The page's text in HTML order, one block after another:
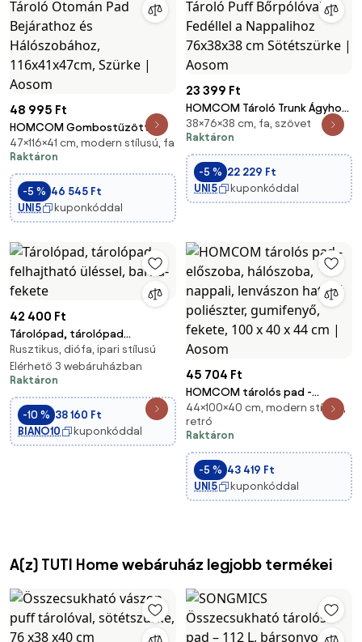
48 995 Ft
HOMCOM Gombostűzött
Szövet Tároló Otomán Pad
Bejárathoz és Hálószobához,
116x41x47cm, Szürke | Aosom
47×116×41 cm, modern stílusú, fa
Raktáron
-5 % 46 545 Ft
UNI5
kuponkóddal
23 399 Ft
HOMCOM Tároló Trunk Ágyhoz
84L Összecsukható Tároló Puff
Bőrpólóval és Fedéllel a
Nappalihoz 76x38x38 cm
Sötétszürke | Aosom
38×76×38 cm, fa, szövet
Raktáron
-5 % 22 229 Ft
UNI5
kuponkóddal
42 400 Ft
Tárolópad, tárolópad
felhajtható üléssel, barna-
fekete
Rusztikus, diófa, ipari stílusú
Elérhető 3 webáruházban
Raktáron
-10 % 38 160 Ft
BIANO10
kuponkóddal
45 704 Ft
HOMCOM tárolós pad -
előszoba, hálószoba, nappali,
lenvászon hatású poliészter,
gumifenyő, fekete, 100 x 40 x
44 cm | Aosom
44×100×40 cm, modern stílusú,
retró
Raktáron
-5 % 43 419 Ft
UNI5
kuponkóddal
A(z) TUTI Home webáruház legjobb termékei